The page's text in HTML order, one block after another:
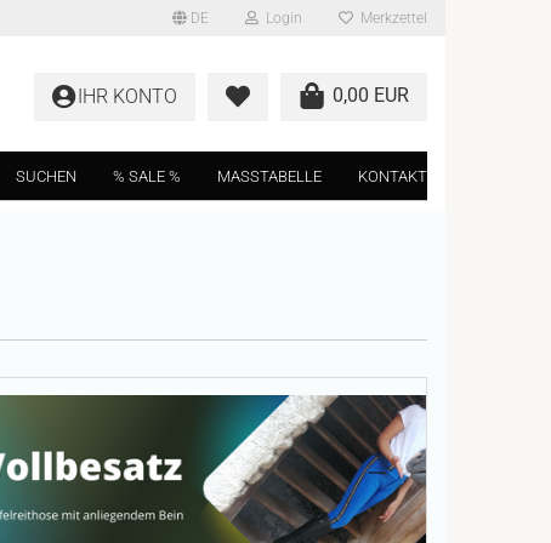
DE Login Merkzettel
0,00 EUR
IHR KONTO
SUCHEN % SALE % MASSTABELLE KONTAKT